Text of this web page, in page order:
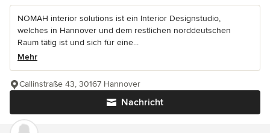
NOMAH interior solutions ist ein Interior Designstudio,
welches in Hannover und dem restlichen norddeutschen
Raum tätig ist und sich für eine...
Mehr
Nachricht
Callinstraße 43, 30167 Hannover